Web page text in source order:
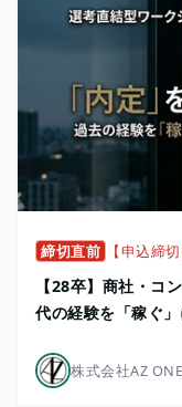
締切直前 【申込締
【28卒】商社・コ
代の経験を「稼ぐ
株式会社AZ